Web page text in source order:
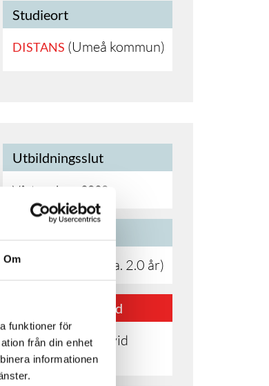
Om
funktioner för
från din enhet
informationen
Studieort
DISTANS (Umeå kommun)
Utbildningsslut
Vårterminen 2028
200 YH-poäng (ca. 2.0 år)
Ansökan är stängd
Kontakta skolan vid
intresse